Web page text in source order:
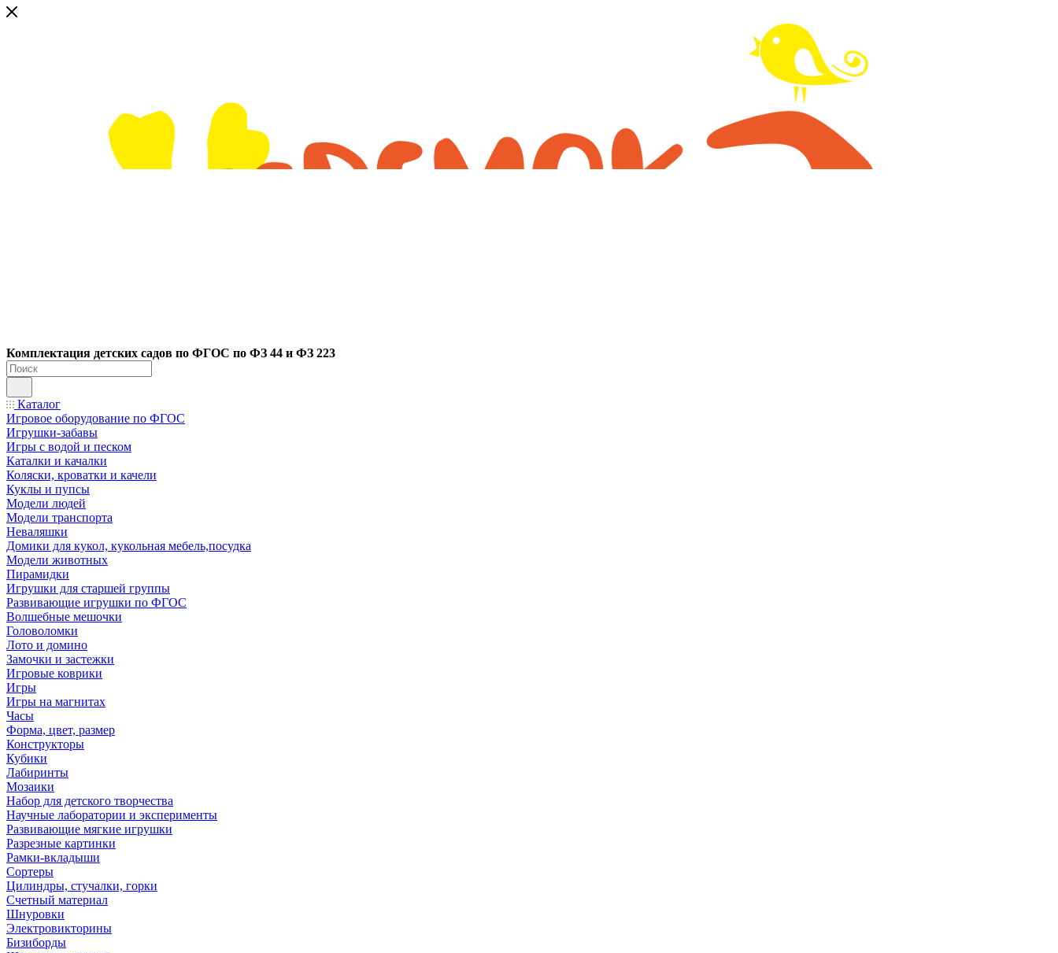
Комплектация детских садов по ФГОC по ФЗ 44 и ФЗ 223
Каталог
Игровое оборудование по ФГОС
Игрушки-забавы
Игры с водой и песком
Каталки и качалки
Коляски, кроватки и качели
Куклы и пупсы
Модели людей
Модели транспорта
Неваляшки
Домики для кукол, кукольная мебель,посудка
Модели животных
Пирамидки
Игрушки для старшей группы
Развивающие игрушки по ФГОС
Волшебные мешочки
Головоломки
Лото и домино
Замочки и застежки
Игровые коврики
Игры
Игры на магнитах
Часы
Форма, цвет, размер
Конструкторы
Кубики
Лабиринты
Мозаики
Набор для детского творчества
Научные лаборатории и эксперименты
Развивающие мягкие игрушки
Разрезные картинки
Рамки-вкладыши
Сортеры
Цилиндры, стучалки, горки
Счетный материал
Шнуровки
Электровикторины
Бизиборды